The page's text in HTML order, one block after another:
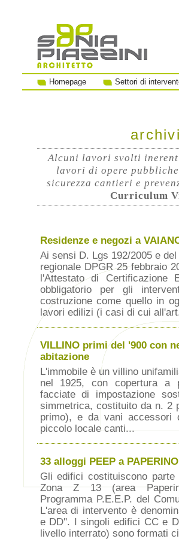
Homepage Settori di
Alcuni lavori svolti
lavori di opere
sicurezza cantieri e
Curriculum
Residenze e negozi a
Ai sensi D. Lgs 192/2005 e
regionale DPGR 25 febbraio
l'Attestato di Certificazione
obbligatorio per gli
costruzione come quello in
lavori edilizi (i casi di cui
VILLINO primi del '900 con
abitazione
L'immobile è un villino
nel 1925, con copertura a
facciate di impostazione
simmetrica, costituito da n. 2
primo), e da vani accessori
piccolo locale canti...
33 alloggi PEEP a PAPERINO
Gli edifici costituiscono parte
Zona Z 13 (area
Programma P.E.E.P. del
L'area di intervento è
e DD''. I singoli edifici CC e
livello interrato) sono formati